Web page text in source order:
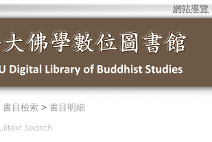
網站導覽
書目檢索 > 書目明細